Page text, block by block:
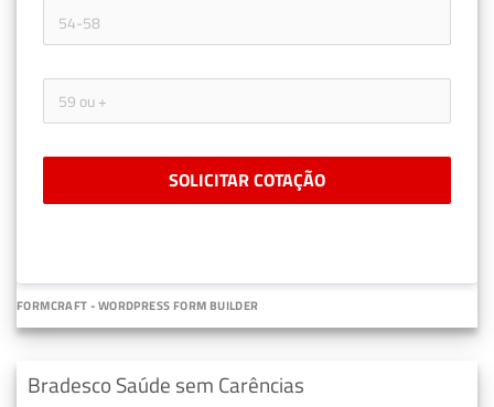
SOLICITAR COTAÇÃO
FORMCRAFT - WORDPRESS FORM BUILDER
Bradesco Saúde sem Carências